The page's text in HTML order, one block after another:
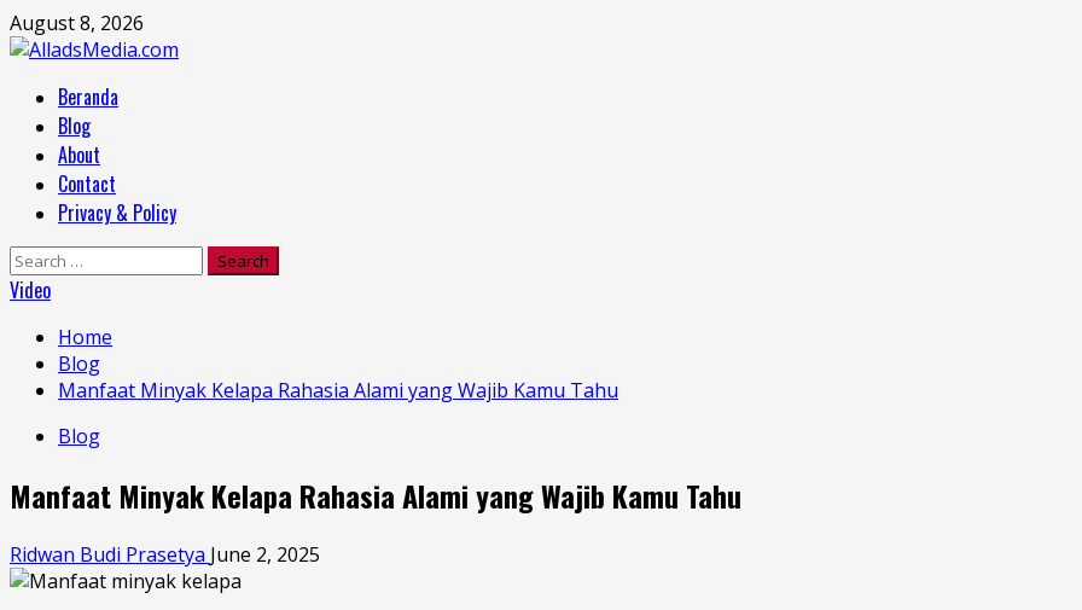
Skip
to
August 8, 2026
MenuBeranda
Blog
About
Contact
Privacy & Policy
Search
for:
Video
Home
Blog
Manfaat Minyak Kelapa Rahasia Alami yang Wajib Kamu Tahu
Blog
Manfaat Minyak Kelapa Rahasia Alami yang Wajib Kamu Tahu
Ridwan Budi Prasetya June 2, 2025